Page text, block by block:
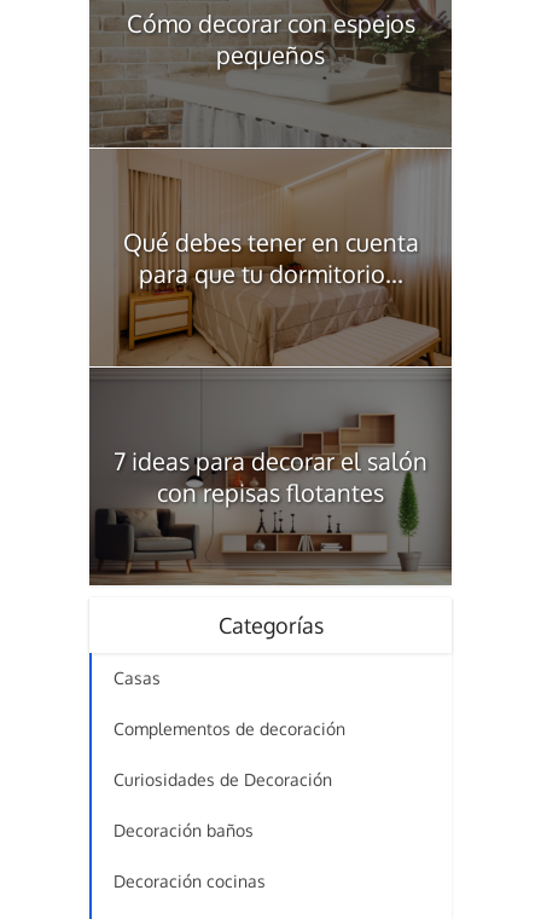
Cómo decorar con espejos
pequeños
Qué debes tener en cuenta
para que tu dormitorio...
7 ideas para decorar el salón
con repisas flotantes
Categorías
Casas
Complementos de decoración
Curiosidades de Decoración
Decoración baños
Decoración cocinas